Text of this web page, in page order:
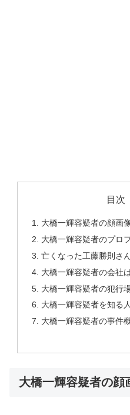
目次
大橋一輝容疑者の顔画
大橋一輝容疑者のプロ
亡くなった工藤勝則さ
大橋一輝容疑者の会社
大橋一輝容疑者の犯行
大橋一輝容疑者を知る
大橋一輝容疑者の事件
大橋一輝容疑者の顔